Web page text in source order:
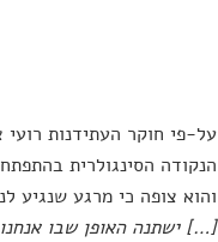
על-פי חוקר העתידנות רועי
הנקודה הסינגולרית
והוא צופה כי מרגע שנגיע
[…] ישתנה האופן שבו